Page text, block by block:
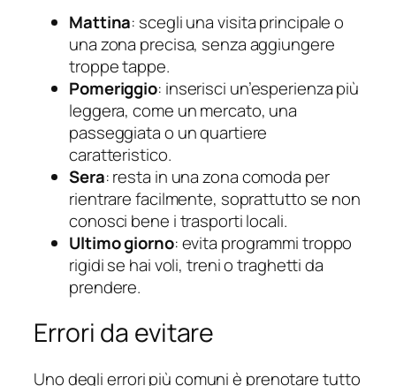
Mattina: scegli una visita principale o
una zona precisa, senza aggiungere
troppe tappe.
Pomeriggio: inserisci un’esperienza più
leggera, come un mercato, una
passeggiata o un quartiere
caratteristico.
Sera: resta in una zona comoda per
rientrare facilmente, soprattutto se non
conosci bene i trasporti locali.
Ultimo giorno: evita programmi troppo
rigidi se hai voli, treni o traghetti da
prendere.
Errori da evitare
Uno degli errori più comuni è prenotare tutto